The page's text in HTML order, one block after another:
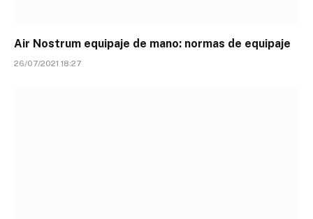
Air Nostrum equipaje de mano: normas de equipaje
26/07/2021 18:27